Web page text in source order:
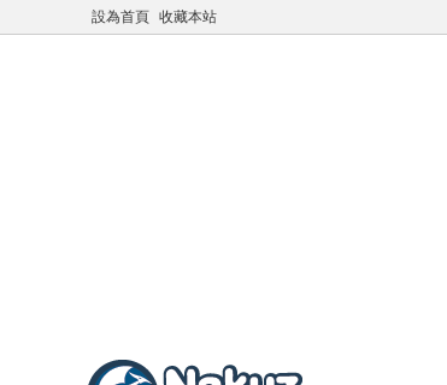
設為首頁 收藏本站